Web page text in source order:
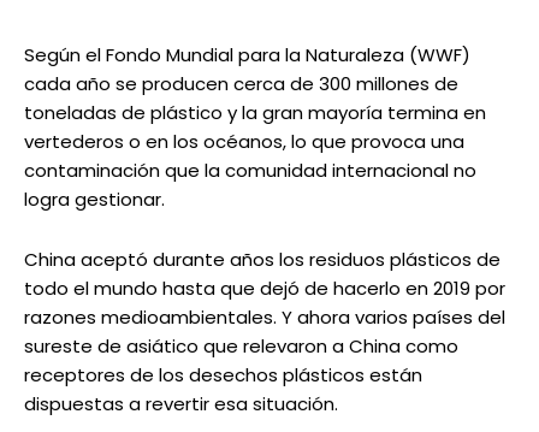
Según el Fondo Mundial para la Naturaleza (WWF)
cada año se producen cerca de 300 millones de
toneladas de plástico y la gran mayoría termina en
vertederos o en los océanos, lo que provoca una
contaminación que la comunidad internacional no
logra gestionar.
China aceptó durante años los residuos plásticos de
todo el mundo hasta que dejó de hacerlo en 2019 por
razones medioambientales. Y ahora varios países del
sureste de asiático que relevaron a China como
receptores de los desechos plásticos están
dispuestas a revertir esa situación.